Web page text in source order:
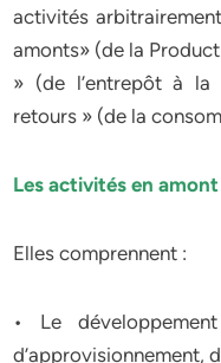
activités
amonts» (de la
» (de l’entrepôt à
retours » (de la
Les activités en amont
Elles comprennent :
• Le
d’approvisionnement,